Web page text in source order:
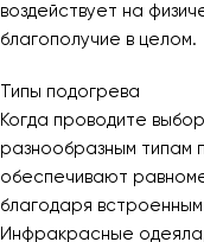
воздействует на
благополучие в целом.
Типы подогрева
Когда проводите
разнообразным типам
обеспечивают
благодаря
Инфракрасные